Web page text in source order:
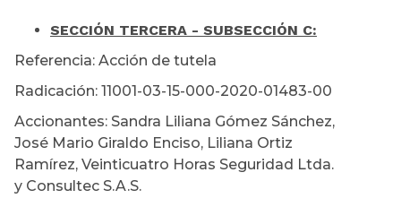
SECCIÓN TERCERA - SUBSECCIÓN C:
Referencia: Acción de tutela
Radicación: 11001-03-15-000-2020-01483-00
Accionantes: Sandra Liliana Gómez Sánchez,
José Mario Giraldo Enciso, Liliana Ortiz
Ramírez, Veinticuatro Horas Seguridad Ltda.
y Consultec S.A.S.